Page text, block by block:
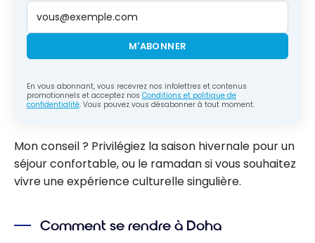
M'ABONNER
En vous abonnant, vous recevrez nos infolettres et contenus
promotionnels et acceptez nos Conditions et politique de
confidentialité. Vous pouvez vous désabonner à tout moment.
Mon conseil ? Privilégiez la saison hivernale pour un
séjour confortable, ou le ramadan si vous souhaitez
vivre une expérience culturelle singulière.
Comment se rendre à Doha